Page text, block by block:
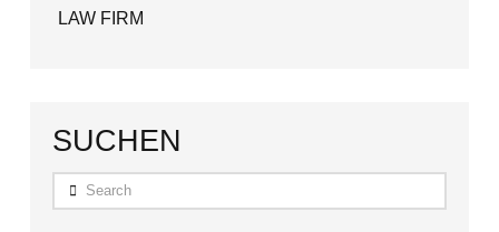
LAW FIRM
SUCHEN
Search